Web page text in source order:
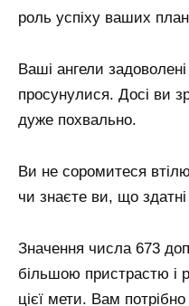
роль успіху ваших
Ваші ангели
просунулися. Досі ви
дуже похвально.
Ви не соромитеся
чи знаєте ви, що
Значення числа 673
більшою пристрастю і
цієї мети. Вам